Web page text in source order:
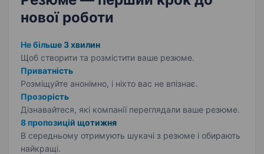
нової роботи
Не більше 3 хвилин
Щоб створити та розмістити ваше резюме.
Приватність
Розміщуйте анонімно, і ніхто вас не впізнає.
Прозорість
Дізнавайтеся, які компанії переглядали ваше резюме.
8 пропозицій щотижня
В середньому отримують шукачі з резюме і обирають
найкращі.